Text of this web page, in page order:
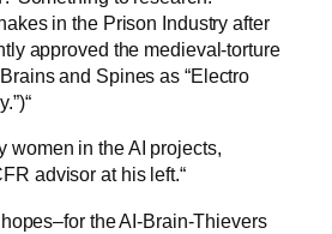
in the Prison Industry after
approved the medieval-torture
and Spines as “Electro
women in the AI projects,
advisor at his left.“
the AI-Brain-Thievers